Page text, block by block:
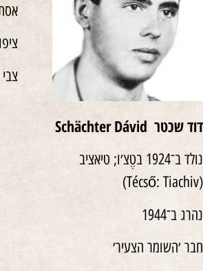
דוד שכטר Schächter Dávid
נולד ב־1924 בטֶצ׳ו; טיאציב
(Técső: Tiachiv)
נהרג ב־1944
חבר ׳השומר הצעיר׳